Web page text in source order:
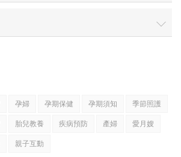
孕婦 孕期保健 孕期須知
季節照護
胎兒教養 疾病預防 產婦
愛月嫂
親子互動